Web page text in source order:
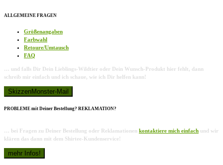
ALLGEMEINE FRAGEN
Größenangaben
Farbwahl
Retoure/Umtausch
FAQ
… und falls Dir Dein Lieblings-Wildtier oder Dein Wunsch-Produkt hier fehlt, dann
schreib mir einfach und ich schaue, wie ich Dir helfen kann!
PROBLEME mit Deiner Bestellung? REKLAMATION?
… bei Fragen zu Deiner Bestellung oder Reklamationen kontaktiere mich einfach und wir
klären das dann mit dem Shirtee-Kundenservice!